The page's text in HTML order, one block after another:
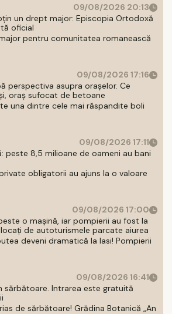
09/08/2026 20:13
un drept major: Episcopia Ortodoxă
oficial
pentru comunitatea romanească
09/08/2026 17:16
perspectiva asupra orașelor. Ce
oraș sufocat de betoane
una dintre cele mai răspandite boli
09/08/2026 17:11
peste 8,5 milioane de oameni au bani
obligatorii au ajuns la o valoare
09/08/2026 17:00
o mașină, iar pompierii au fost la
de autoturismele parcate aiurea
deveni dramatică la Iasi! Pompierii
09/08/2026 16:41
sărbătoare. Intrarea este gratuită
de sărbătoare! Grădina Botanică „An